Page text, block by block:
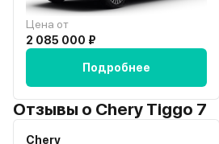
Цена от
2 085 000 ₽
Подробнее
Отзывы о Chery Tiggo 7
Chery